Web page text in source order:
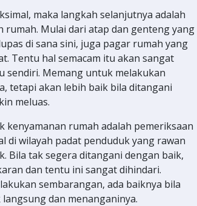
maka langkah selanjutnya adalah
Mulai dari atap dan genteng yang
di sana sini, juga pagar rumah yang
Tentu hal semacam itu akan sangat
sendiri. Memang untuk melakukan
tetapi akan lebih baik bila ditangani
meluas.
rumah adalah pemeriksaan
di wilayah padat penduduk yang rawan
Bila tak segera ditangani dengan baik,
dan tentu ini sangat dihindari.
sembarangan, ada baiknya bila
dan menanganinya.